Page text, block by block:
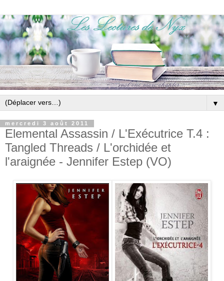
▼
mercredi 3 août 2011
Elemental Assassin / L'Exécutrice T.4 :
Tangled Threads / L'orchidée et
l'araignée - Jennifer Estep (VO)